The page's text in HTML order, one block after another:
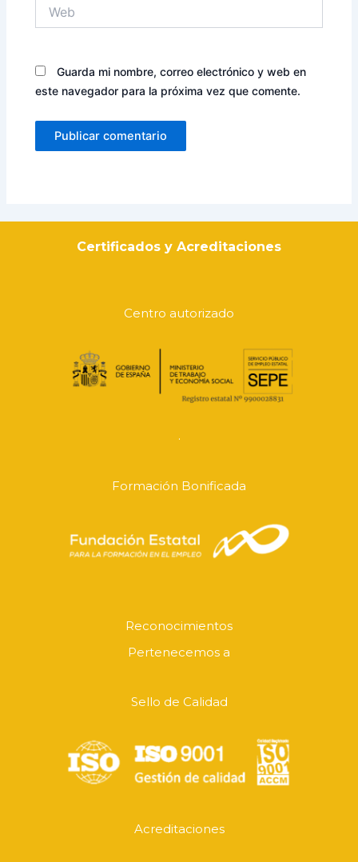
Guarda mi nombre, correo electrónico y web en
este navegador para la próxima vez que comente.
Certificados y Acreditaciones
Centro autorizado
.
Formación Bonificada
Reconocimientos
Pertenecemos a
Sello de Calidad
Acreditaciones